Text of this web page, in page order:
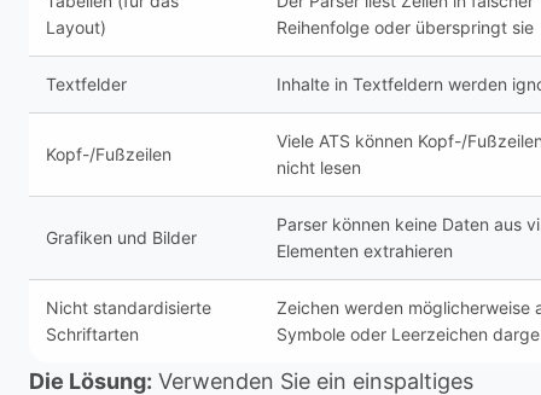
Layout)
Reihenfolge oder überspringt sie
Textfelder Inhalte in Textfeldern werden
Kopf-/Fußzeilen
Viele ATS können Kopf-/
nicht lesen
Grafiken und Bilder
Parser können keine Daten aus
Elementen extrahieren
Nicht standardisierte
Schriftarten
Zeichen werden möglicherweise
Symbole oder Leerzeichen
Die Lösung: Verwenden Sie ein einspaltiges